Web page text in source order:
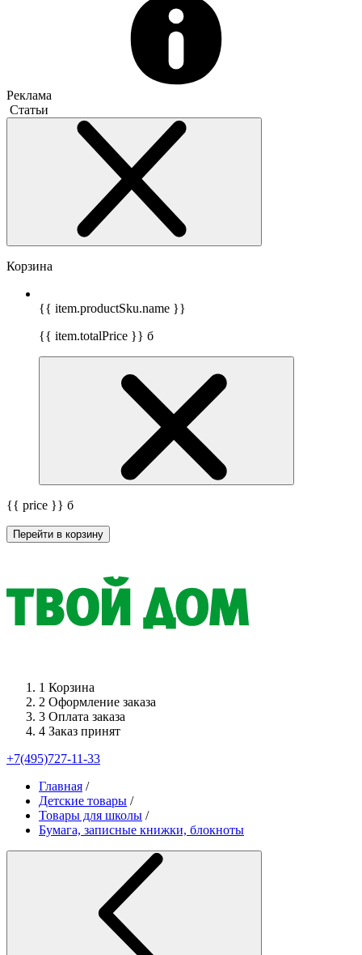
Реклама
Статьи
Корзина
{{ item.productSku.name }}
{{ item.totalPrice }} б
{{ price }} б
Перейти в корзину
1 Корзина
2 Оформление заказа
3 Оплата заказа
4 Заказ принят
+7(495)727-11-33
Главная /
Детские товары /
Товары для школы /
Бумага, записные книжки, блокноты